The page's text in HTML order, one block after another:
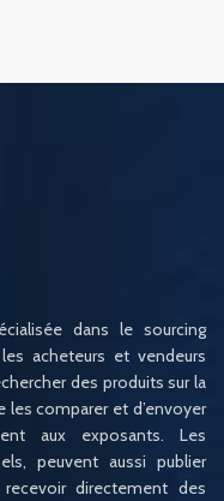
dans le sourcing
acheteurs et vendeurs
des produits sur la
les comparer et d’envoyer
aux exposants. Les
peuvent aussi publier
directement des